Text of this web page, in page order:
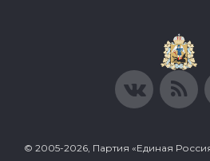
© 2005-2026, Партия «Единая